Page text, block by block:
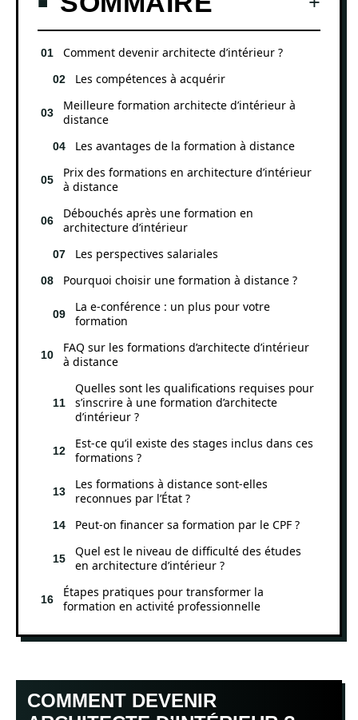
Comment devenir architecte d’intérieur ?
Les compétences à acquérir
Meilleure formation architecte d’intérieur à
distance
Les avantages de la formation à distance
Prix des formations en architecture d’intérieur
à distance
Débouchés après une formation en
architecture d’intérieur
Les perspectives salariales
Pourquoi choisir une formation à distance ?
La e-conférence : un plus pour votre
formation
FAQ sur les formations d’architecte d’intérieur
à distance
Quelles sont les qualifications requises pour
s’inscrire à une formation d’architecte
d’intérieur ?
Est-ce qu’il existe des stages inclus dans ces
formations ?
Les formations à distance sont-elles
reconnues par l’État ?
Peut-on financer sa formation par le CPF ?
Quel est le niveau de difficulté des études
en architecture d’intérieur ?
Étapes pratiques pour transformer la
formation en activité professionnelle
COMMENT DEVENIR